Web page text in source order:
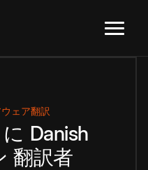
ェア翻訳
に Danish
翻訳者